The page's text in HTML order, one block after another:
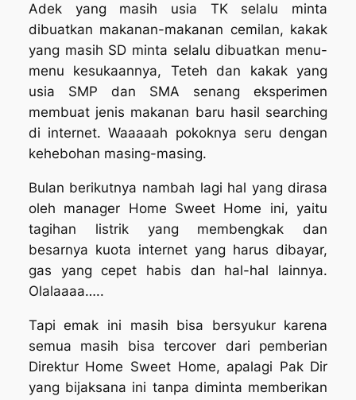
Adek yang masih usia TK selalu minta
dibuatkan makanan-makanan cemilan, kakak
yang masih SD minta selalu dibuatkan menu-
menu kesukaannya, Teteh dan kakak yang
usia SMP dan SMA senang eksperimen
membuat jenis makanan baru hasil searching
di internet. Waaaaah pokoknya seru dengan
kehebohan masing-masing.
Bulan berikutnya nambah lagi hal yang dirasa
oleh manager Home Sweet Home ini, yaitu
tagihan listrik yang membengkak dan
besarnya kuota internet yang harus dibayar,
gas yang cepet habis dan hal-hal lainnya.
Olalaaaa…..
Tapi emak ini masih bisa bersyukur karena
semua masih bisa tercover dari pemberian
Direktur Home Sweet Home, apalagi Pak Dir
yang bijaksana ini tanpa diminta memberikan